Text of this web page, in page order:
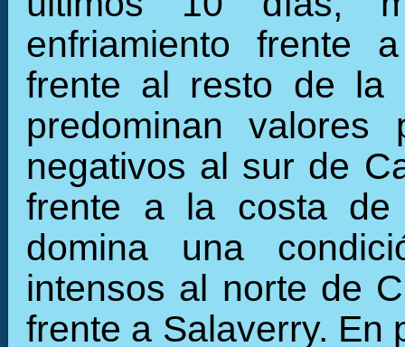
enfriamiento frente
frente al resto de la
predominan
negativos al sur de
frente a la costa de
domina una
intensos al norte de
frente a Salaverry. En